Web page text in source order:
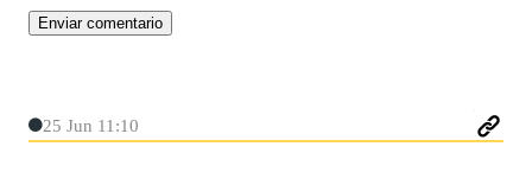
25 Jun 11:10